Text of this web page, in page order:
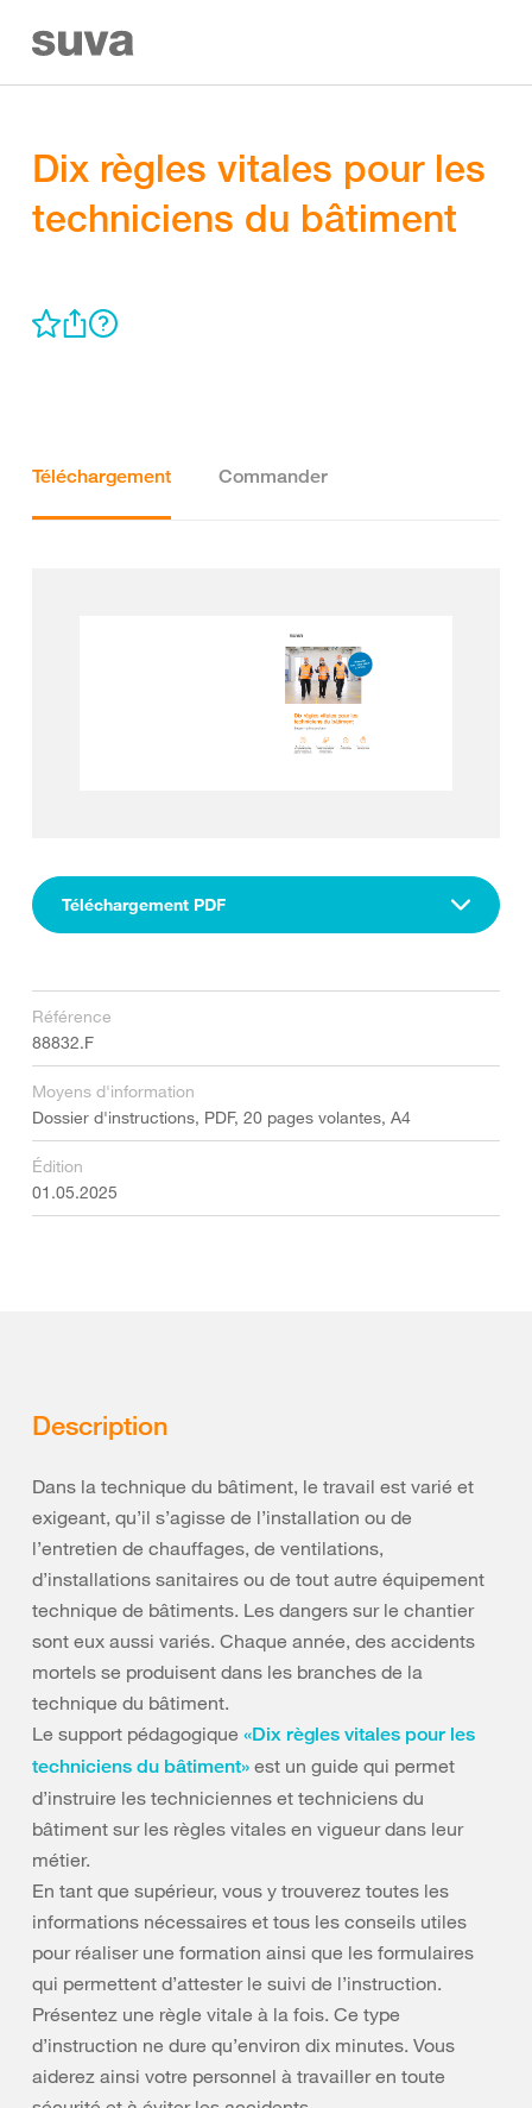
Dix règles vitales pour les
techniciens du bâtiment
Téléchargement Commander
Téléchargement PDF
Référence
88832.F
Moyens d'information
Dossier d'instructions, PDF, 20 pages volantes, A4
Édition
01.05.2025
Description
Dans la technique du bâtiment, le travail est varié et
exigeant, qu’il s’agisse de l’installation ou de
l’entretien de chauffages, de ventilations,
d’installations sanitaires ou de tout autre équipement
technique de bâtiments. Les dangers sur le chantier
sont eux aussi variés. Chaque année, des accidents
mortels se produisent dans les branches de la
technique du bâtiment.
Le support pédagogique «Dix règles vitales pour les
techniciens du bâtiment» est un guide qui permet
d’instruire les techniciennes et techniciens du
bâtiment sur les règles vitales en vigueur dans leur
métier.
En tant que supérieur, vous y trouverez toutes les
informations nécessaires et tous les conseils utiles
pour réaliser une formation ainsi que les formulaires
qui permettent d’attester le suivi de l’instruction.
Présentez une règle vitale à la fois. Ce type
d’instruction ne dure qu’environ dix minutes. Vous
aiderez ainsi votre personnel à travailler en toute